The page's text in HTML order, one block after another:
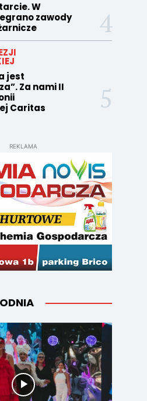
W
zawody
jest
Za nami II
Caritas
REKLAMA